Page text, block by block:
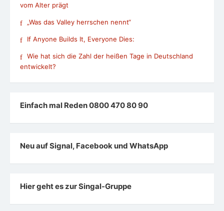
vom Alter prägt
„Was das Valley herrschen nennt“
If Anyone Builds It, Everyone Dies:
Wie hat sich die Zahl der heißen Tage in Deutschland
entwickelt?
Einfach mal Reden 0800 470 80 90
Neu auf Signal, Facebook und WhatsApp
Hier geht es zur Singal-Gruppe